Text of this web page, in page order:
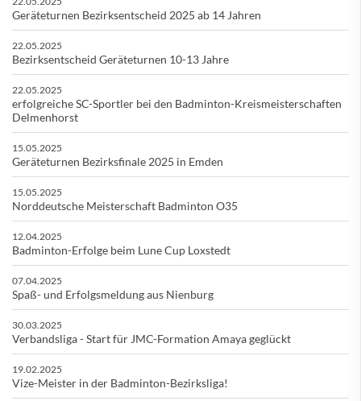
Geräteturnen Bezirksentscheid 2025 ab 14 Jahren
22.05.2025
Bezirksentscheid Geräteturnen 10-13 Jahre
22.05.2025
erfolgreiche SC-Sportler bei den Badminton-Kreismeisterschaften
Delmenhorst
15.05.2025
Geräteturnen Bezirksfinale 2025 in Emden
15.05.2025
Norddeutsche Meisterschaft Badminton O35
12.04.2025
Badminton-Erfolge beim Lune Cup Loxstedt
07.04.2025
Spaß- und Erfolgsmeldung aus Nienburg
30.03.2025
Verbandsliga - Start für JMC-Formation Amaya geglückt
19.02.2025
Vize-Meister in der Badminton-Bezirksliga!